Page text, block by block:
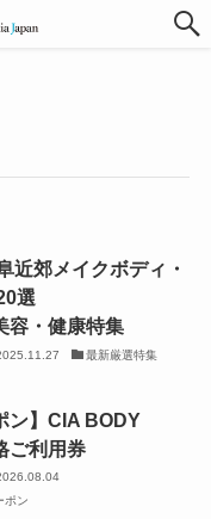
近郊メイクボディ・
選
容・健康特集
最新厳選特集
ン】CIA BODY
ご利用券
ポン